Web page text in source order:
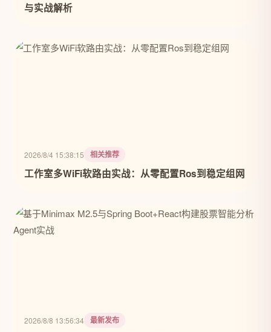
与实战解析
2026/8/4 15:38:15 相关推荐
工作室多WiFi软路由实战：从零配置Ros到稳定组网
2026/8/8 13:56:34 最新发布